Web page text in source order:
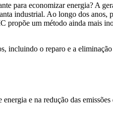
para economizar energia? A
industrial. Ao longo dos
propõe um método ainda mais
incluindo o reparo e a eliminação
e na redução das